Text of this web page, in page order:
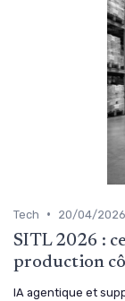
Tech • 20/04/2026
SITL 2026 :
production
IA agentique et